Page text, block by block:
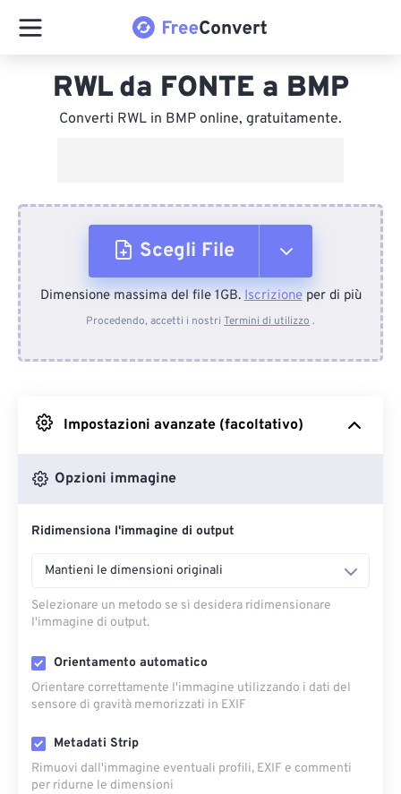
RWL da FONTE a BMP
Converti RWL in BMP online, gratuitamente.
Scegli File
Dal dispositivo
Da Google Drive
Dimensione massima del file 1GB.Iscrizioneper di più
Procedendo, accetti i nostri Termini di utilizzo .
Impostazioni avanzate (facoltativo)
Opzioni immagine
Ridimensiona l'immagine di output
Mantieni le dimensioni originali
Selezionare un metodo se si desidera ridimensionare
l'immagine di output.
Orientamento automatico
Orientare correttamente l'immagine utilizzando i dati del
sensore di gravità memorizzati in EXIF
Metadati Strip
Rimuovi dall'immagine eventuali profili, EXIF ​​e commenti
per ridurne le dimensioni